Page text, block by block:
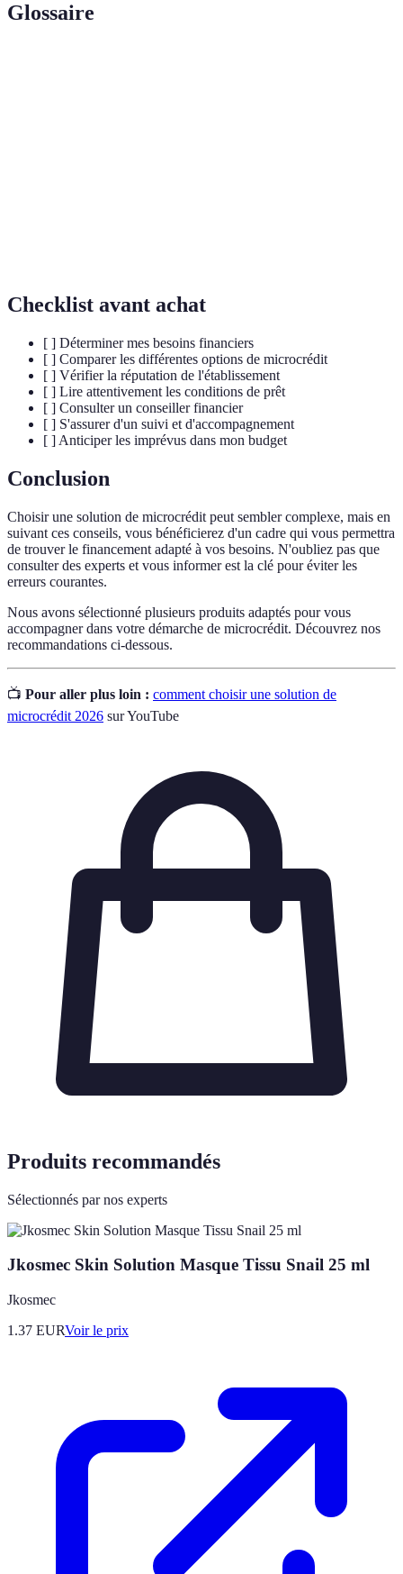
Glossaire
Checklist avant achat
[ ] Déterminer mes besoins financiers
[ ] Comparer les différentes options de microcrédit
[ ] Vérifier la réputation de l'établissement
[ ] Lire attentivement les conditions de prêt
[ ] Consulter un conseiller financier
[ ] S'assurer d'un suivi et d'accompagnement
[ ] Anticiper les imprévus dans mon budget
Conclusion
Choisir une solution de microcrédit peut sembler complexe, mais en
suivant ces conseils, vous bénéficierez d'un cadre qui vous permettra
de trouver le financement adapté à vos besoins. N'oubliez pas que
consulter des experts et vous informer est la clé pour éviter les
erreurs courantes.
Nous avons sélectionné plusieurs produits adaptés pour vous
accompagner dans votre démarche de microcrédit. Découvrez nos
recommandations ci-dessous.
📺 Pour aller plus loin : comment choisir une solution de
microcrédit 2026 sur YouTube
Produits recommandés
Sélectionnés par nos experts
Jkosmec Skin Solution Masque Tissu Snail 25 ml
Jkosmec
1.37 EURVoir le prix